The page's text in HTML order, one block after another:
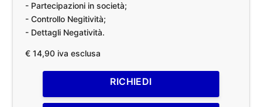
- Partecipazioni in società;
- Controllo Negitività;
- Dettagli Negatività.
€ 14,90 iva esclusa
RICHIEDI